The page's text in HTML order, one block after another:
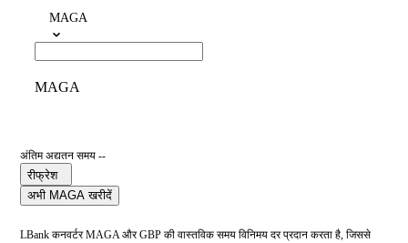
MAGA
MAGA
अंतिम अद्यतन समय --
रीफ्रेश
अभी MAGA खरीदें
LBank कनवर्टर MAGA और GBP की वास्तविक समय विनिमय दर प्रदान करता है, जिससे